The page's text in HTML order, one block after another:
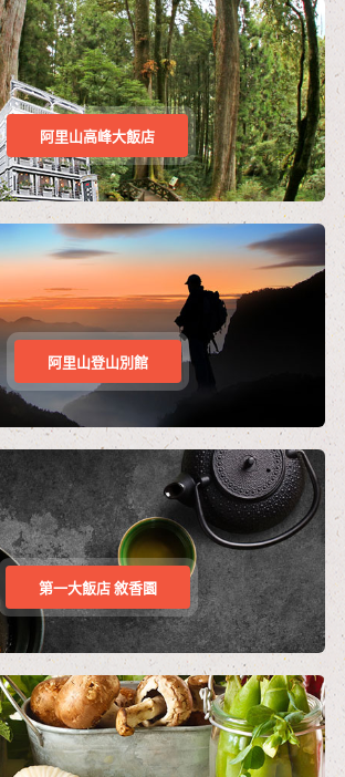
阿里山高峰大飯店
阿里山登山別館
第一大飯店 敘香園